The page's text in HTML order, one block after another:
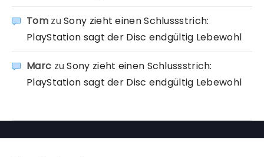
TomzuSony zieht einen Schlussstrich:
PlayStation sagt der Disc endgültig Lebewohl
Marc zuSony zieht einen Schlussstrich:
PlayStation sagt der Disc endgültig Lebewohl